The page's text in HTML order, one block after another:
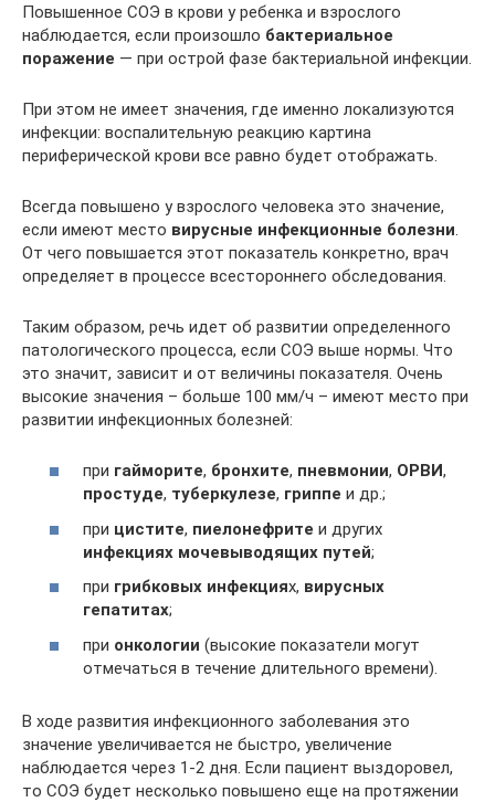
Повышенное СОЭ в крови у ребенка и взрослого
наблюдается, если произошло бактериальное
поражение — при острой фазе бактериальной инфекции.
При этом не имеет значения, где именно локализуются
инфекции: воспалительную реакцию картина
периферической крови все равно будет отображать.
Всегда повышено у взрослого человека это значение,
если имеют место вирусные инфекционные болезни.
От чего повышается этот показатель конкретно, врач
определяет в процессе всестороннего обследования.
Таким образом, речь идет об развитии определенного
патологического процесса, если СОЭ выше нормы. Что
это значит, зависит и от величины показателя. Очень
высокие значения – больше 100 мм/ч – имеют место при
развитии инфекционных болезней:
при гайморите, бронхите, пневмонии, ОРВИ,
простуде, туберкулезе, гриппе и др.;
при цистите, пиелонефрите и других
инфекциях мочевыводящих путей;
при грибковых инфекциях, вирусных
гепатитах;
при онкологии (высокие показатели могут
отмечаться в течение длительного времени).
В ходе развития инфекционного заболевания это
значение увеличивается не быстро, увеличение
наблюдается через 1-2 дня. Если пациент выздоровел,
то СОЭ будет несколько повышено еще на протяжении